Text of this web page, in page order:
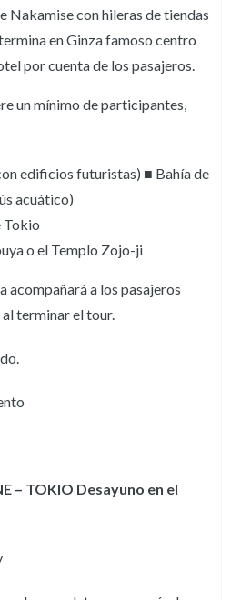
Nakamise con hileras de tiendas
en Ginza famoso centro
por cuenta de los pasajeros.
un mínimo de participantes,
edificios futuristas) ■ Bahía de
acuático)
Tokio
o el Templo Zojo-ji
acompañará a los pasajeros
terminar el tour.
– TOKIO Desayuno en el